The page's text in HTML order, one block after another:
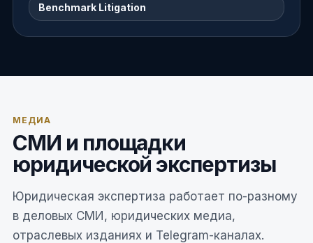
Benchmark Litigation
МЕДИА
СМИ и площадки
юридической экспертизы
Юридическая экспертиза работает по-разному
в деловых СМИ, юридических медиа,
отраслевых изданиях и Telegram-каналах.